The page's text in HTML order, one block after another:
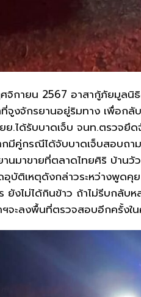
จิกายน 2567 อาสากู้ภัยมูลนิ
ที่จูงจักรยานอยู่ริมทาง เพื่อก
ย.ได้รับบาดเจ็บ จนท.ตรวจ
กมีคู่กรณีได้จับบาดเจ็บสอบถ
านมาขายที่ตลาดไทยศิริ บ้าน
บัติเหตุดังกล่าวระหว่างพูดคุ
ยังไม่ได้กินข้าว ถ้าไม่รีบกลับ
ฯจะลงพื้นที่ตรวจสอบอีกครั้งใ